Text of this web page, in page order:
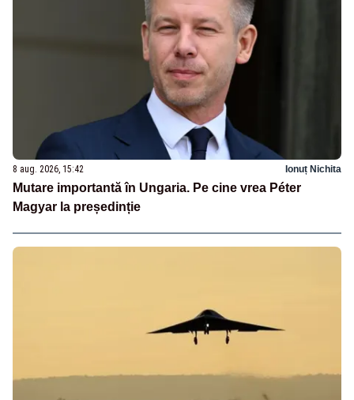
8 aug. 2026, 15:42 Ionuț Nichita
Mutare importantă în Ungaria. Pe cine vrea Péter
Magyar la președinție